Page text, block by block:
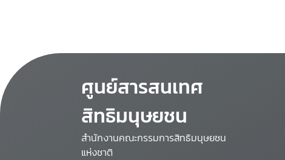
ศูนย์สารสนเทศ
สิทธิมนุษยชน
สำนักงานคณะกรรมการสิทธิมนุษยชน
แห่งชาติ